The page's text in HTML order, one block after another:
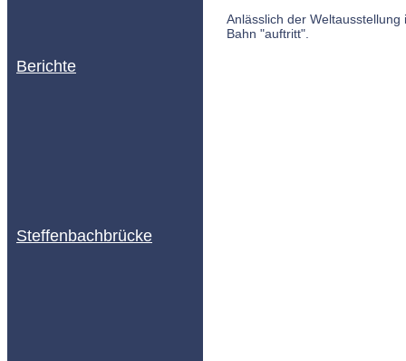
Berichte
Steffenbachbrücke
Anlässlich der
Bahn "auftritt".